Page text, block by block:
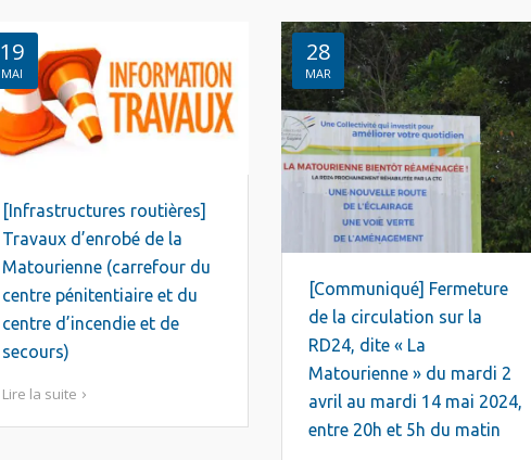
19
MAI
[Infrastructures routières]
Travaux d’enrobé de la
Matourienne (carrefour du
centre pénitentiaire et du
centre d’incendie et de
secours)
Lire la suite
28
MAR
[Communiqué] Fermeture
de la circulation sur la
RD24, dite « La
Matourienne » du mardi 2
avril au mardi 14 mai 2024,
entre 20h et 5h du matin